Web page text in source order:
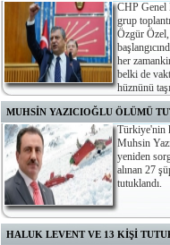
CHP Genel
grup
Özgür Özel,
her
belki de
hüznünü
MUHSİN YAZICIOĞLU ÖLÜMÜ
Türkiye'nin
Muhsin
yeniden
alınan 27
tutuklandı.
HALUK LEVENT VE 13 KİŞİ